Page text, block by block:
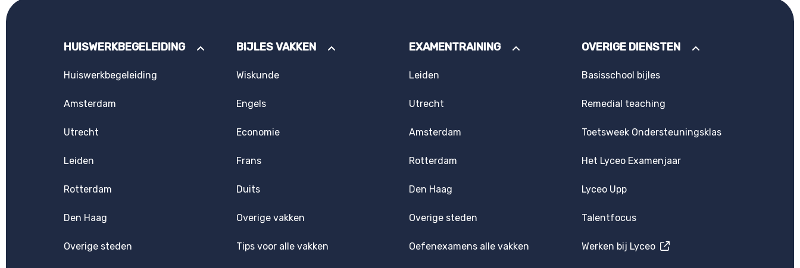
HUISWERKBEGELEIDING
Huiswerkbegeleiding
Amsterdam
Utrecht
Leiden
Rotterdam
Den Haag
Overige steden
BIJLES VAKKEN
Wiskunde
Engels
Economie
Frans
Duits
Overige vakken
Tips voor alle vakken
EXAMENTRAINING
Leiden
Utrecht
Amsterdam
Rotterdam
Den Haag
Overige steden
Oefenexamens alle vakken
OVERIGE DIENSTEN
Basisschool bijles
Remedial teaching
Toetsweek Ondersteuningsklas
Het Lyceo Examenjaar
Lyceo Upp
Talentfocus
Werken bij Lyceo